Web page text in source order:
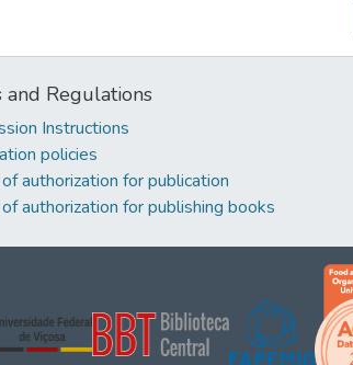
and Regulations
Instructions
policies
authorization for publication
authorization for publishing books